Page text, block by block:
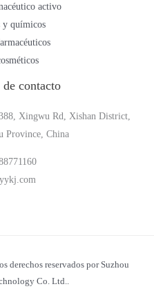
activo
y químicos
contacto
Xingwu Rd, Xishan District,
Province, China
derechos reservados por Suzhou
Co. Ltd..